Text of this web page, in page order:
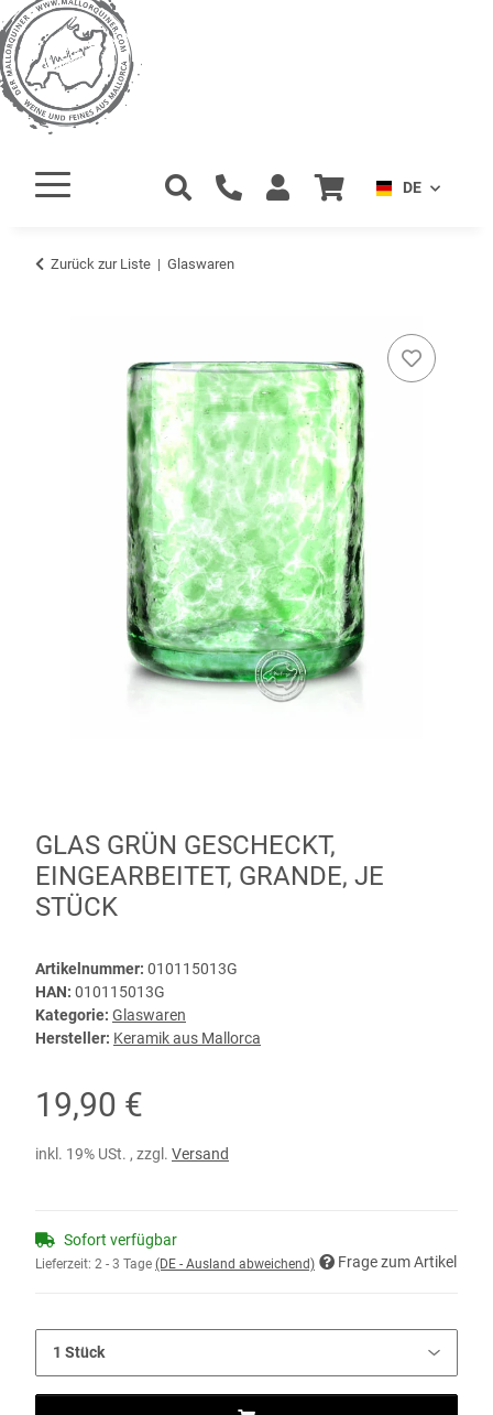
DE
Zurück zur Liste Glaswaren
GLAS GRÜN GESCHECKT,
EINGEARBEITET, GRANDE, JE
STÜCK
Artikelnummer: 010115013G
HAN: 010115013G
Kategorie: Glaswaren
Hersteller: Keramik aus Mallorca
19,90 €
inkl. 19% USt. , zzgl. Versand
Sofort verfügbar
Lieferzeit: 2 - 3 Tage (DE - Ausland abweichend) Frage zum Artikel